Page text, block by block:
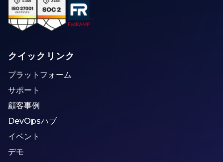
クイックリンク
プラットフォーム
サポート
顧客事例
DevOpsハブ
イベント
デモ